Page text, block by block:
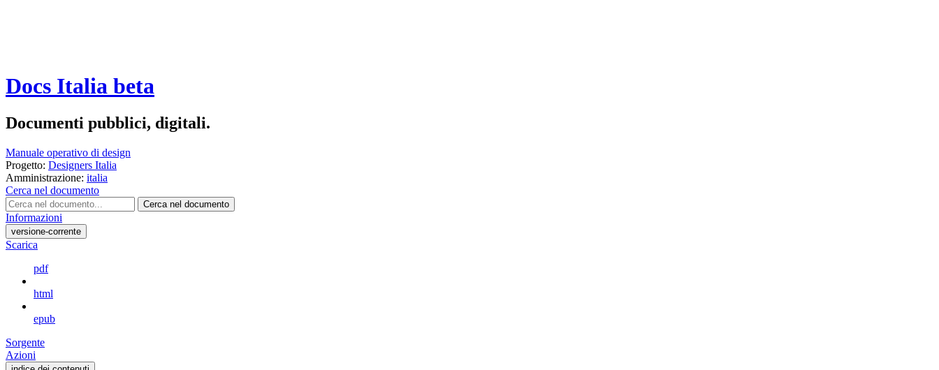
Docs Italia beta
Documenti pubblici, digitali.
Manuale operativo di design
Progetto: Designers Italia
Amministrazione: italia
Cerca nel documento
Cerca nel documento
Informazioni
versione-corrente
Scarica
pdf
html
epub
Sorgente
Azioni